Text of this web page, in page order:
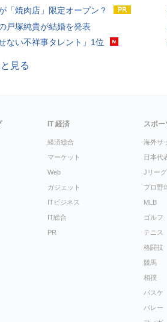
「焼肉店」限定オープン？
戸塚純貴が結婚を発表
せない不祥事タレント」1位
見る
IT 経済
経済総合
マーケット
Web
ガジェット
ITビジネス
IT総合
PR
スポー
海外サ
日本代
Jリーグ
プロ野
MLB
ゴルフ
テニス
格闘技
競馬
相撲
バスケ
バレー